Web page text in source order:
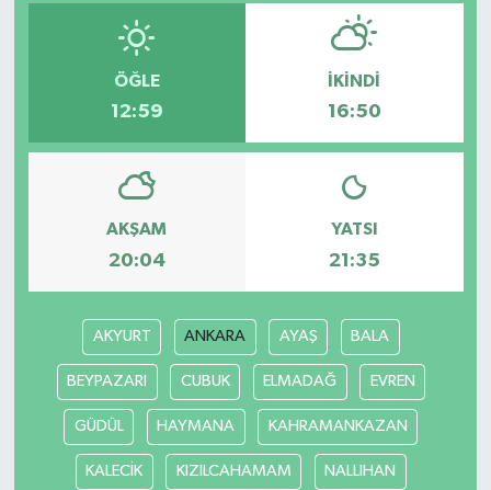
ÖĞLE
12:59
İKINDI
16:50
AKŞAM
20:04
YATSI
21:35
AKYURT ANKARA AYAŞ BALA
BEYPAZARI CUBUK ELMADAĞ EVREN
GÜDÜL HAYMANA KAHRAMANKAZAN
KALECİK KIZILCAHAMAM NALLIHAN